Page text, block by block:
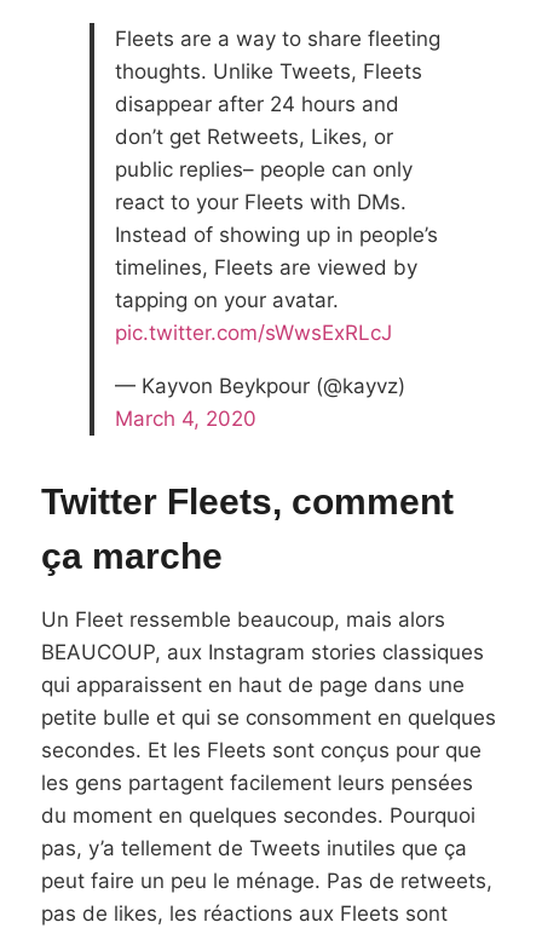
Fleets are a way to share fleeting
thoughts. Unlike Tweets, Fleets
disappear after 24 hours and
don’t get Retweets, Likes, or
public replies– people can only
react to your Fleets with DMs.
Instead of showing up in people’s
timelines, Fleets are viewed by
tapping on your avatar.
pic.twitter.com/sWwsExRLcJ
— Kayvon Beykpour (@kayvz)
March 4, 2020
Twitter Fleets, comment
ça marche
Un Fleet ressemble beaucoup, mais alors
BEAUCOUP, aux Instagram stories classiques
qui apparaissent en haut de page dans une
petite bulle et qui se consomment en quelques
secondes. Et les Fleets sont conçus pour que
les gens partagent facilement leurs pensées
du moment en quelques secondes. Pourquoi
pas, y’a tellement de Tweets inutiles que ça
peut faire un peu le ménage. Pas de retweets,
pas de likes, les réactions aux Fleets sont